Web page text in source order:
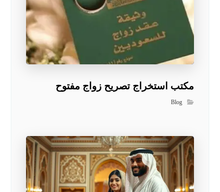
مكتب استخراج تصريح زواج مفتوح
Blog